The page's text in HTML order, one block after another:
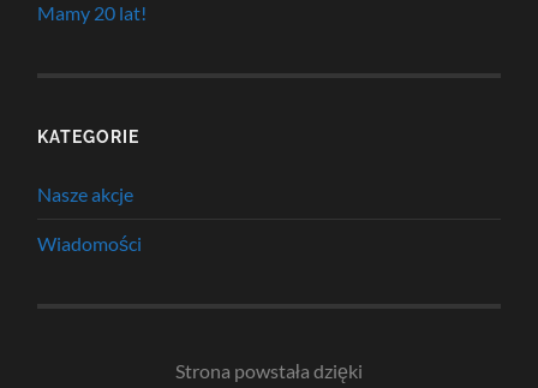
Mamy 20 lat!
KATEGORIE
Nasze akcje
Wiadomości
Strona powstała dzięki